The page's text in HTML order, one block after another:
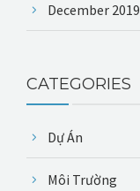
December 2019
CATEGORIES
Dự Án
Môi Trường